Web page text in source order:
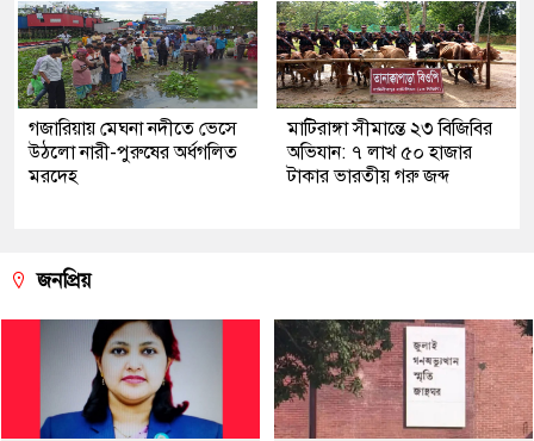
গজারিয়ায় মেঘনা নদীতে ভেসে
উঠলো নারী-পুরুষের অর্ধগলিত
মরদেহ
মাটিরাঙ্গা সীমান্তে ২৩ বিজিবির
অভিযান: ৭ লাখ ৫০ হাজার
টাকার ভারতীয় গরু জব্দ
জনপ্রিয়